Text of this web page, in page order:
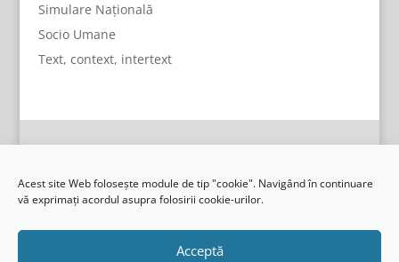
Acest site Web folosește module de tip "cookie". Navigând în continuare
vă exprimați acordul asupra folosirii cookie-urilor.
Acceptă
Simulare Națională
Socio Umane
Text, context, intertext